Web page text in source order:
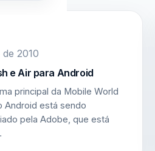
2010
e Air para Android
principal da Mobile World
Android está sendo
pela Adobe, que está